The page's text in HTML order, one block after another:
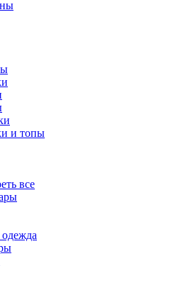
и топы
все